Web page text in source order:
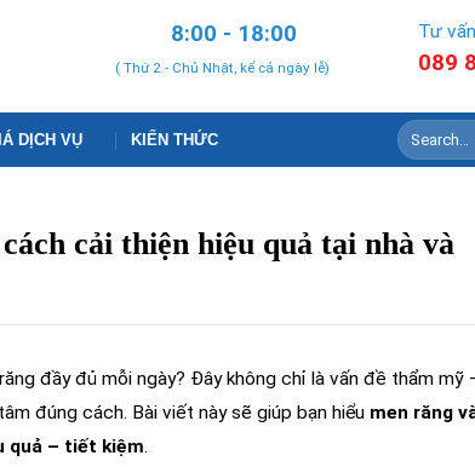
8:00 - 18:00
( Thứ 2 - Chủ Nhật, kể cả ngày lễ)
Tư
089
DỊCH VỤ KIẾN THỨC
cải thiện hiệu quả tại nhà và
đầy đủ mỗi ngày? Đây không chỉ là vấn đề thẩm mỹ
đúng cách. Bài viết này sẽ giúp bạn hiểu men răng
quả – tiết kiệm.